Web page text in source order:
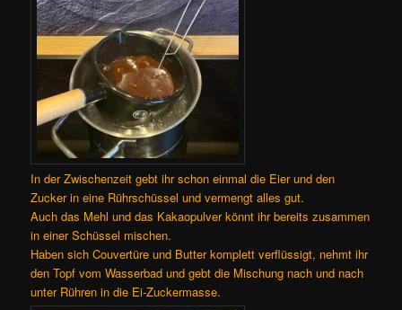
In der Zwischenzeit gebt ihr schon einmal die Eier und den
Zucker in eine Rührschüssel und vermengt alles gut.
Auch das Mehl und das Kakaopulver könnt ihr bereits zusammen
in einer Schüssel mischen.
Haben sich Couvertüre und Butter komplett verflüssigt, nehmt ihr
den Topf vom Wasserbad und gebt die Mischung nach und nach
unter Rühren in die Ei-Zuckermasse.